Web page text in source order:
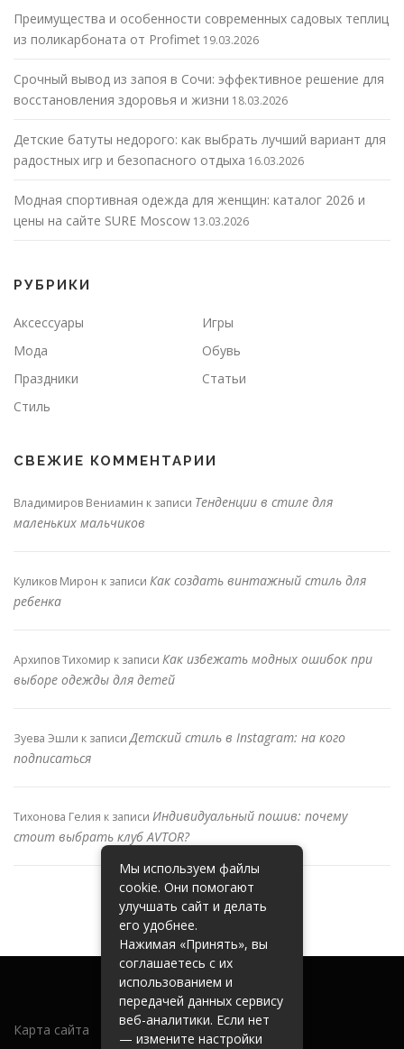
Преимущества и особенности современных садовых теплиц
из поликарбоната от Profimet 19.03.2026
Срочный вывод из запоя в Сочи: эффективное решение для
восстановления здоровья и жизни 18.03.2026
Детские батуты недорого: как выбрать лучший вариант для
радостных игр и безопасного отдыха 16.03.2026
Модная спортивная одежда для женщин: каталог 2026 и
цены на сайте SURE Moscow 13.03.2026
РУБРИКИ
Аксессуары
Игры
Мода
Обувь
Праздники
Статьи
Стиль
СВЕЖИЕ КОММЕНТАРИИ
Владимиров Вениамин к записи Тенденции в стиле для
маленьких мальчиков
Куликов Мирон к записи Как создать винтажный стиль для
ребенка
Архипов Тихомир к записи Как избежать модных ошибок при
выборе одежды для детей
Зуева Эшли к записиДетский стиль в Instagram: на кого
подписаться
Тихонова Гелия к записи Индивидуальный пошив: почему
стоит выбрать клуб AVTOR?
Карта сайта
Мы используем файлы
cookie. Они помогают
улучшать сайт и делать
его удобнее.
Нажимая «Принять», вы
соглашаетесь с их
использованием и
передачей данных сервису
веб-аналитики. Если нет
— измените настройки